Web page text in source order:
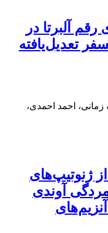
آلبرتا در
تعدیل‌یافته
احمد احمدی،
ژنوتیپ‌های
آوندی